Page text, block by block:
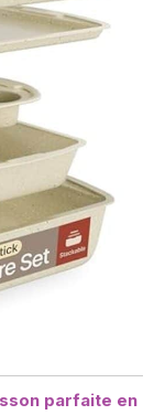
parfaite en